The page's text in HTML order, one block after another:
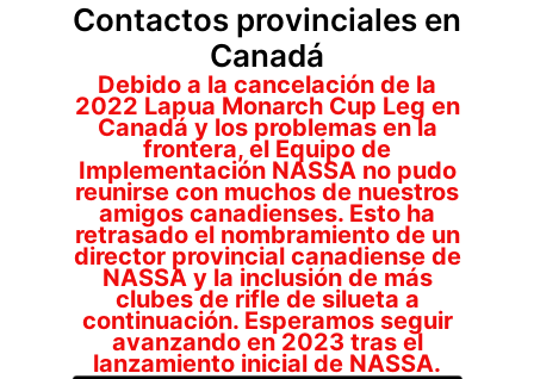
Contactos provinciales en
Canadá
Debido a la cancelación de la
2022 Lapua Monarch Cup Leg en
Canadá y los problemas en la
frontera, el Equipo de
Implementación NASSA no pudo
reunirse con muchos de nuestros
amigos canadienses. Esto ha
retrasado el nombramiento de un
director provincial canadiense de
NASSA y la inclusión de más
clubes de rifle de silueta a
continuación. Esperamos seguir
avanzando en 2023 tras el
lanzamiento inicial de NASSA.